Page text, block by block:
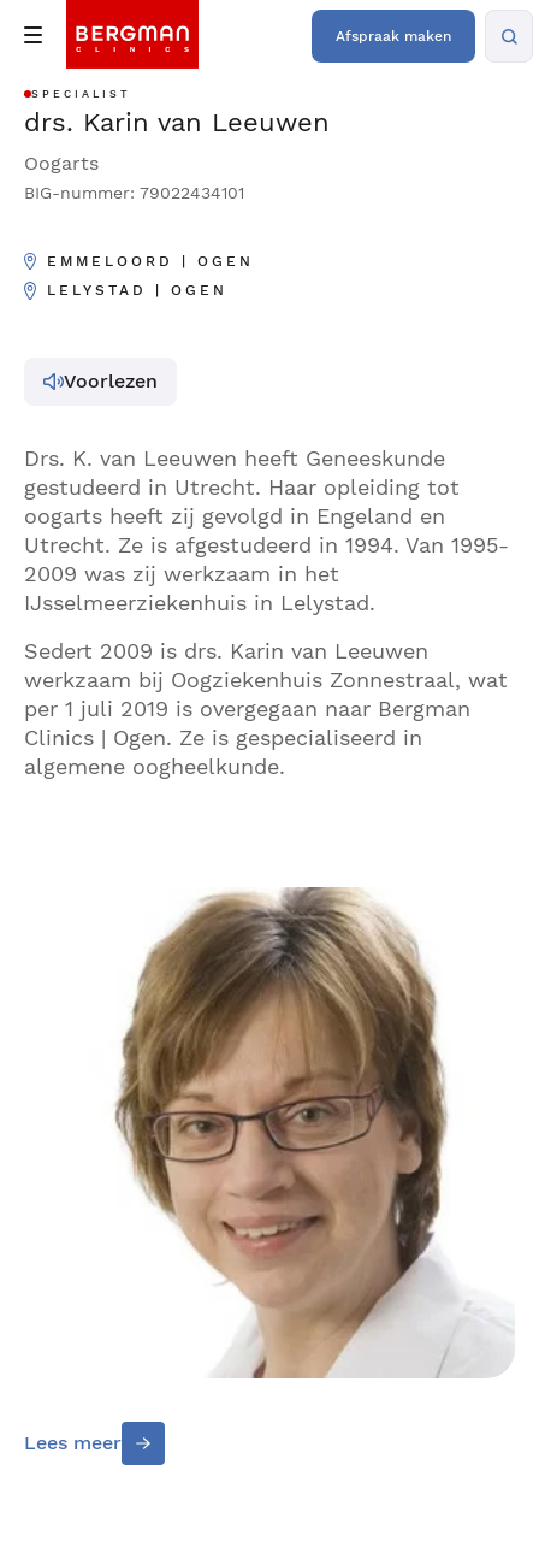
Afspraak maken
SPECIALIST
drs. Karin van Leeuwen
Oogarts
BIG-nummer: 79022434101
EMMELOORD | OGEN
LELYSTAD | OGEN
Voorlezen
Drs. K. van Leeuwen heeft Geneeskunde
gestudeerd in Utrecht. Haar opleiding tot
oogarts heeft zij gevolgd in Engeland en
Utrecht. Ze is afgestudeerd in 1994. Van 1995-
2009 was zij werkzaam in het
IJsselmeerziekenhuis in Lelystad.
Sedert 2009 is drs. Karin van Leeuwen
werkzaam bij Oogziekenhuis Zonnestraal, wat
per 1 juli 2019 is overgegaan naar Bergman
Clinics | Ogen. Ze is gespecialiseerd in
algemene oogheelkunde.
Lees meer